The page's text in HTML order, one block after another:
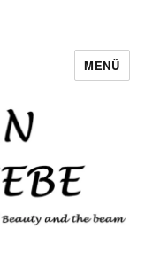
MENÜ